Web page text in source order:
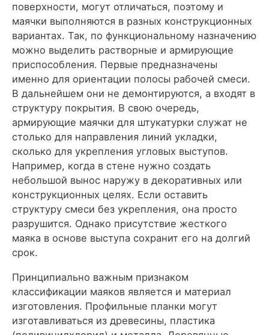
поверхности, могут отличаться, поэтому и
маячки выполняются в разных конструкционных
вариантах. Так, по функциональному назначению
можно выделить растворные и армирующие
приспособления. Первые предназначены
именно для ориентации полосы рабочей смеси.
В дальнейшем они не демонтируются, а входят в
структуру покрытия. В свою очередь,
армирующие маячки для штукатурки служат не
столько для направления линий укладки,
сколько для укрепления угловых выступов.
Например, когда в стене нужно создать
небольшой вынос наружу в декоративных или
конструкционных целях. Если оставить
структуру смеси без укрепления, она просто
разрушится. Однако присутствие жесткого
маяка в основе выступа сохранит его на долгий
срок.
Принципиально важным признаком
классификации маяков является и материал
изготовления. Профильные планки могут
изготавливаться из древесины, пластика